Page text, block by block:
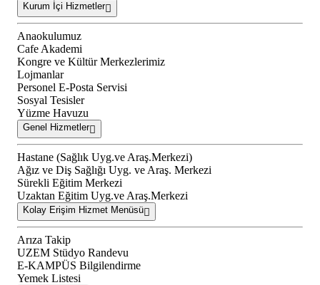
Kurum İçi Hizmetler
Anaokulumuz
Cafe Akademi
Kongre ve Kültür Merkezlerimiz
Lojmanlar
Personel E-Posta Servisi
Sosyal Tesisler
Yüzme Havuzu
Genel Hizmetler
Hastane (Sağlık Uyg.ve Araş.Merkezi)
Ağız ve Diş Sağlığı Uyg. ve Araş. Merkezi
Sürekli Eğitim Merkezi
Uzaktan Eğitim Uyg.ve Araş.Merkezi
Kolay Erişim Hizmet Menüsü
Arıza Takip
UZEM Stüdyo Randevu
E-KAMPÜS Bilgilendirme
Yemek Listesi